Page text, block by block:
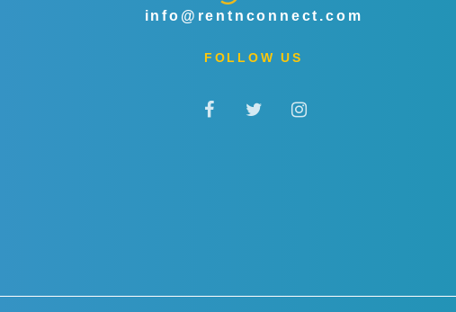
info@rentnconnect.com
FOLLOW US